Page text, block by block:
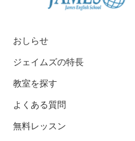
おしらせ
ジェイムズの特長
教室を探す
よくある質問
無料レッスン